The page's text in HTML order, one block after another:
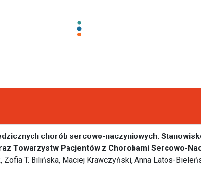
chorób sercowo-naczyniowych.
Towarzystw Pacjentów z Chorobami Sercowo-
Zofia T. Bilińska, Maciej Krawczyński, Anna Latos-